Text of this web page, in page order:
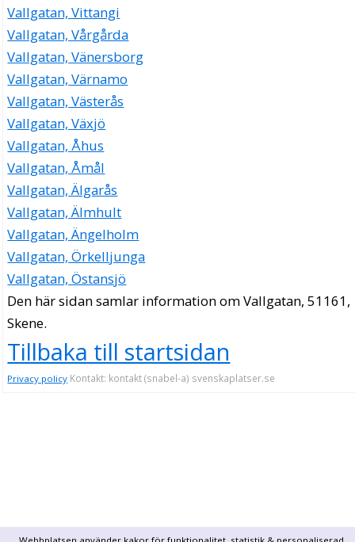
Vallgatan, Vittangi
Vallgatan, Vårgårda
Vallgatan, Vänersborg
Vallgatan, Värnamo
Vallgatan, Västerås
Vallgatan, Växjö
Vallgatan, Åhus
Vallgatan, Åmål
Vallgatan, Älgarås
Vallgatan, Älmhult
Vallgatan, Ängelholm
Vallgatan, Örkelljunga
Vallgatan, Östansjö
Den här sidan samlar information om Vallgatan, 51161,
Skene.
Tillbaka till startsidan
Privacy policy Kontakt: kontakt (snabel-a) svenskaplatser.se